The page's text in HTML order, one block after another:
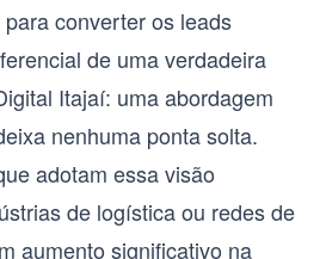
converter os leads
de uma verdadeira
Itajaí: uma abordagem
nenhuma ponta solta.
adotam essa visão
de logística ou redes de
aumento significativo na